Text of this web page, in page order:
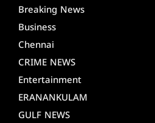
Breaking News
Business
Chennai
CRIME NEWS
Entertainment
ERANANKULAM
GULF NEWS